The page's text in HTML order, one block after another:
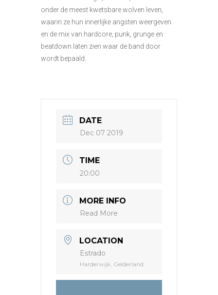
onder de meest kwetsbare wolven leven,
waarin ze hun innerlijke angsten weergeven
en de mix van hardcore, punk, grunge en
beatdown laten zien waar de band door
wordt bepaald.
DATE
Dec 07 2019
TIME
20:00
MORE INFO
Read More
LOCATION
Estrado
Harderwijk, Gelderland